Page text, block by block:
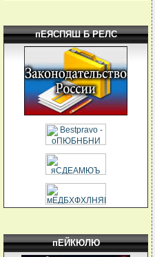
пЕЯСПЯШ Б РЕЛС
пЕЙКЮЛЮ